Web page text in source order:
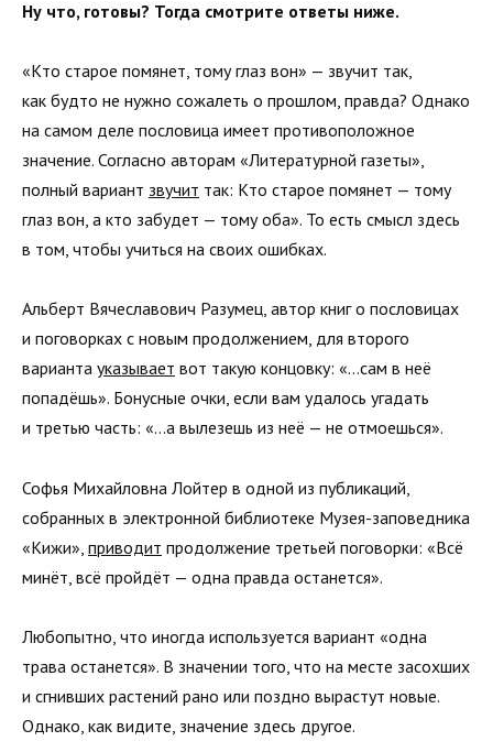
Ну что, готовы? Тогда смотрите ответы ниже.
«Кто старое помянет, тому глаз вон» — звучит так,
как будто не нужно сожалеть о прошлом, правда? Однако
на самом деле пословица имеет противоположное
значение. Согласно авторам «Литературной газеты»,
полный вариант звучит так: Кто старое помянет — тому
глаз вон, а кто забудет — тому оба». То есть смысл здесь
в том, чтобы учиться на своих ошибках.
Альберт Вячеславович Разумец, автор книг о пословицах
и поговорках с новым продолжением, для второго
варианта указывает вот такую концовку: «…сам в неё
попадёшь». Бонусные очки, если вам удалось угадать
и третью часть: «…а вылезешь из неё — не отмоешься».
Софья Михайловна Лойтер в одной из публикаций,
собранных в электронной библиотеке Музея-заповедника
«Кижи», приводит продолжение третьей поговорки: «Всё
минёт, всё пройдёт — одна правда останется».
Любопытно, что иногда используется вариант «одна
трава останется». В значении того, что на месте засохших
и сгнивших растений рано или поздно вырастут новые.
Однако, как видите, значение здесь другое.